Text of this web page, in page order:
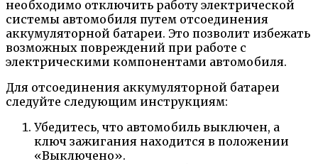
необходимо отключить работу электрической
системы автомобиля путем отсоединения
аккумуляторной батареи. Это позволит избежать
возможных повреждений при работе с
электрическими компонентами автомобиля.
Для отсоединения аккумуляторной батареи
следуйте следующим инструкциям:
Убедитесь, что автомобиль выключен, а
ключ зажигания находится в положении
«Выключено».